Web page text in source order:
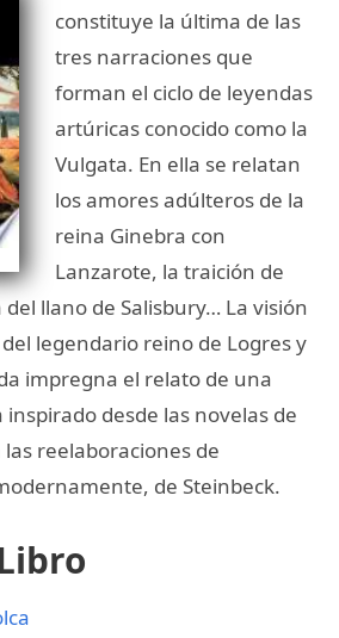
constituye la última de las
tres narraciones que
forman el ciclo de leyendas
artúricas conocido como la
Vulgata. En ella se relatan
los amores adúlteros de la
reina Ginebra con
Lanzarote, la traición de
llano de Salisbury… La visión
legendario reino de Logres y
impregna el relato de una
desde las novelas de
reelaboraciones de
de Steinbeck.